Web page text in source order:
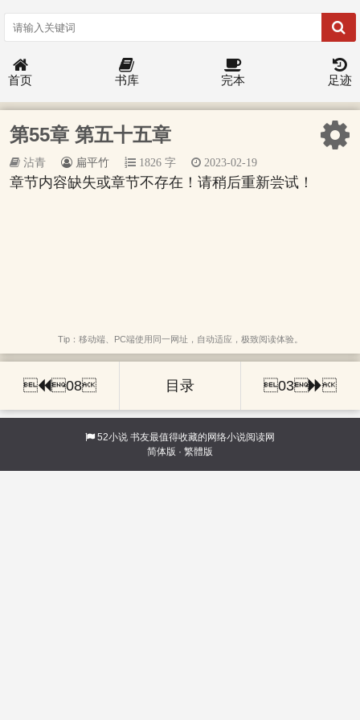
首页 书库 完本 足迹
第55章 第五十五章
沾青 扁平竹 1826 字 2023-02-19
章节内容缺失或章节不存在！请稍后重新尝试！
Tip：移动端、PC端使用同一网址，自动适应，极致阅读体验。
 08 目录 03 
52小说 书友最值得收藏的网络小说阅读网
简体版 · 繁體版